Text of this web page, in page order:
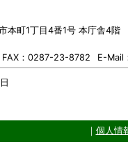
本町1丁目4番1号 本庁舎4階
FAX： 0287-23-8782 E-Mail
｜ 個人情